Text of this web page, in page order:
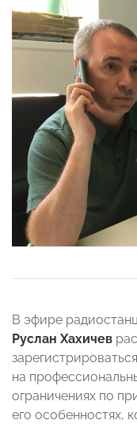
В эфире
Руслан Хахичев
на
ограничениях по
его особенностях,